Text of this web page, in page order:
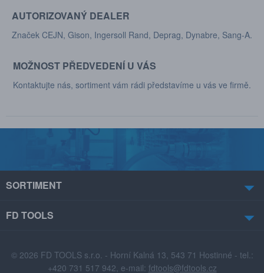
AUTORIZOVANÝ DEALER
Značek CEJN, Gison, Ingersoll Rand, Deprag, Dynabre, Sang-A.
MOŽNOST PŘEDVEDENÍ U VÁS
Kontaktujte nás, sortiment vám rádi představíme u vás ve firmě.
SORTIMENT
FD TOOLS
© 2026 FD TOOLS s.r.o. - Horní Kalná 13, 543 71 Hostinné - tel.:
+420 731 517 942, e-mail: fdtools@fdtools.cz